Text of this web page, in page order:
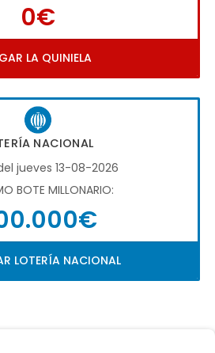
0€
LA QUINIELA
NACIONAL
jueves 13-08-2026
BOTE MILLONARIO:
LOTERÍA NACIONAL